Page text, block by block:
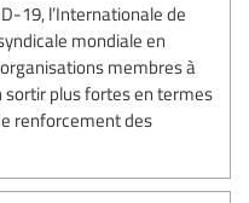
19, l’Internationale de
mondiale en
membres à
sortir plus fortes en termes
renforcement des